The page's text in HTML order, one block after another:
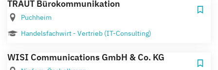
TRAUT Bürokommunikation
Puchheim
Handelsfachwirt - Vertrieb (IT-Consulting)
WISI Communications GmbH & Co. KG